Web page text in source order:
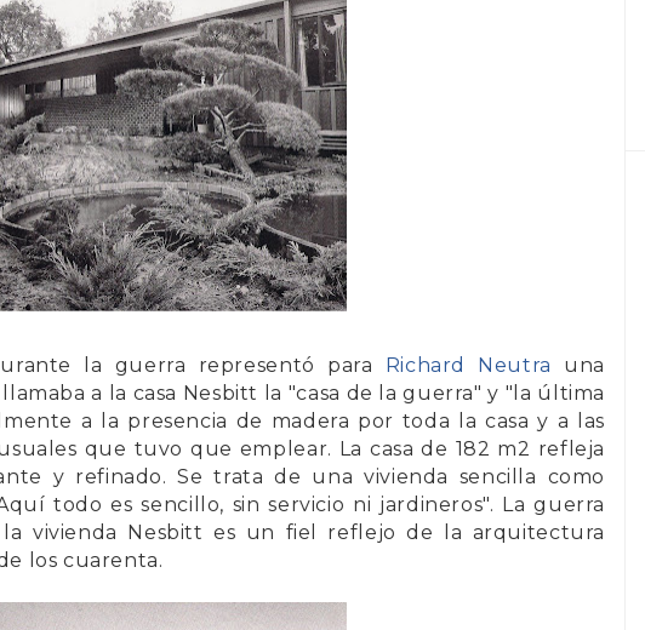
la guerra representó para Richard Neutra
una
a la casa Nesbitt
la "casa de la guerra" y "la última
a la presencia de madera por toda la casa y a las
que tuvo que emplear. La casa de 182 m2 refleja
y refinado. Se trata de una vivienda sencilla como
todo es sencillo, sin servicio ni jardineros". La guerra
vivienda Nesbitt es un fiel reflejo de la arquitectura
los cuarenta.